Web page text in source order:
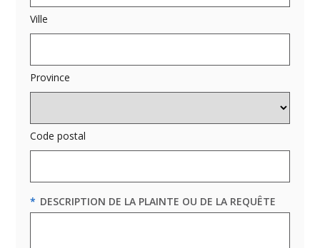
Ville
Province
Code postal
DESCRIPTION DE LA PLAINTE OU DE LA REQUÊTE
*